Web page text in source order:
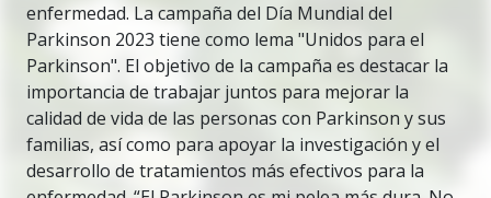
enfermedad. La campaña del Día Mundial del
Parkinson 2023 tiene como lema "Unidos para el
Parkinson". El objetivo de la campaña es destacar la
importancia de trabajar juntos para mejorar la
calidad de vida de las personas con Parkinson y sus
familias, así como para apoyar la investigación y el
desarrollo de tratamientos más efectivos para la